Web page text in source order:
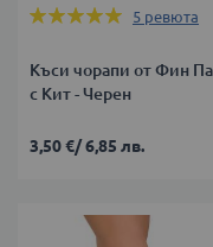
Оценка:
5 ревюта
Къси чорапи от Фин
с Кит - Черен
3,50 €/6,85 лв.